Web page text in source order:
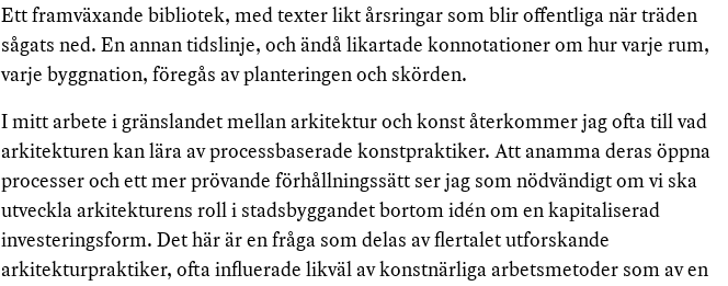
Ett framväxande bibliotek, med texter likt årsringar som blir offentliga när träden
sågats ned. En annan tidslinje, och ändå likartade konnotationer om hur varje rum,
varje byggnation, föregås av planteringen och skörden.
I mitt arbete i gränslandet mellan arkitektur och konst återkommer jag ofta till vad
arkitekturen kan lära av processbaserade konstpraktiker. Att anamma deras öppna
processer och ett mer prövande förhållningssätt ser jag som nödvändigt om vi ska
utveckla arkitekturens roll i stadsbyggandet bortom idén om en kapitaliserad
investeringsform. Det här är en fråga som delas av flertalet utforskande
arkitekturpraktiker, ofta influerade likväl av konstnärliga arbetsmetoder som av en